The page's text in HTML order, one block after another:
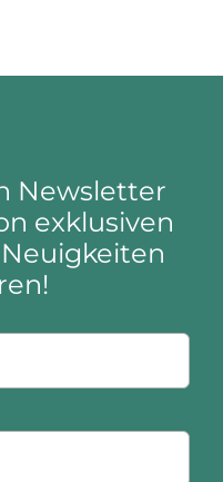
Newsletter
exklusiven